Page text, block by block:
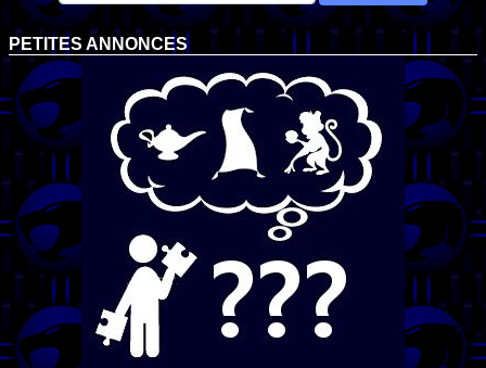
PETITES ANNONCES